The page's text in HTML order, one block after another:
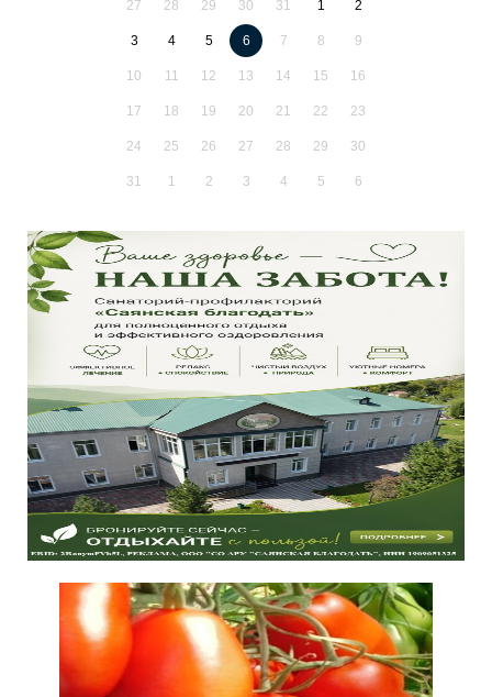
27 28 29 30 31 1 2
3 4 5 6 7 8 9
10 11 12 13 14 15 16
17 18 19 20 21 22 23
24 25 26 27 28 29 30
31 1 2 3 4 5 6